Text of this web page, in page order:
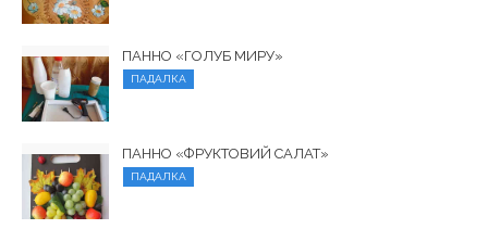
ПАННО «ГОЛУБ МИРУ»
ПАДАЛКА
ПАННО «ФРУКТОВИЙ САЛАТ»
ПАДАЛКА